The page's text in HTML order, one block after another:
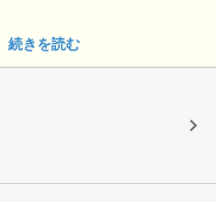
続きを読む